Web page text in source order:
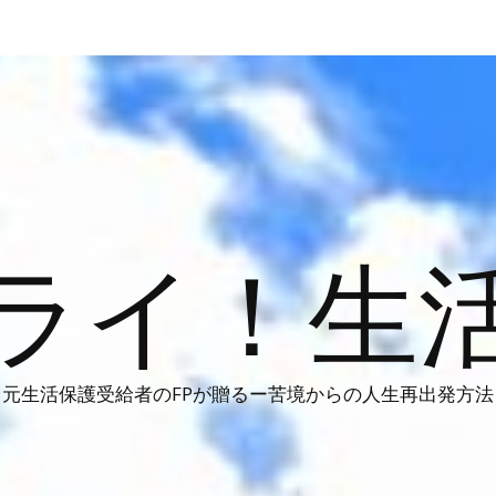
イ！生
元生活保護受給者のFPが贈るー苦境からの人生再出発方法